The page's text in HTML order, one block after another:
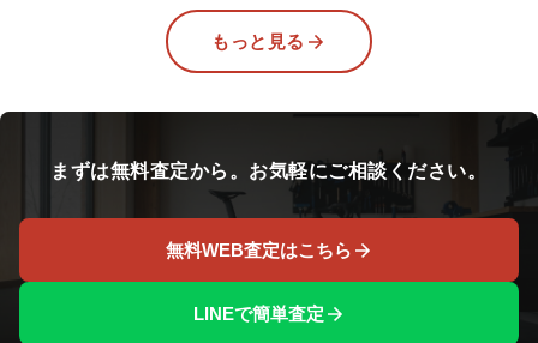
もっと見る
まずは無料査定から。お気軽にご相談ください。
無料WEB査定はこちら
LINEで簡単査定